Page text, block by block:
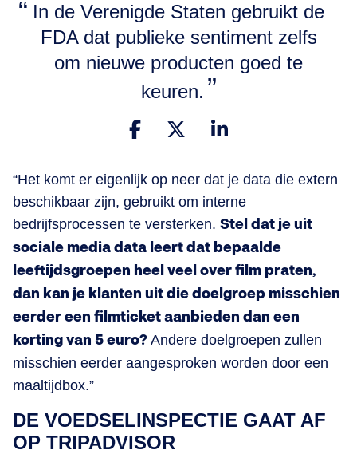
In de Verenigde Staten gebruikt de
FDA dat publieke sentiment zelfs
om nieuwe producten goed te
keuren.
“Het komt er eigenlijk op neer dat je data die extern
beschikbaar zijn, gebruikt om interne
bedrijfsprocessen te versterken. Stel dat je uit
sociale media data leert dat bepaalde
leeftijdsgroepen heel veel over film praten,
dan kan je klanten uit die doelgroep misschien
eerder een filmticket aanbieden dan een
korting van 5 euro? Andere doelgroepen zullen
misschien eerder aangesproken worden door een
maaltijdbox.”
DE VOEDSELINSPECTIE GAAT AF
OP TRIPADVISOR